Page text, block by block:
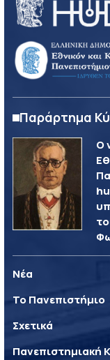
Παράρτημα
Ο
Νέα
Το Πανεπιστήμιο
Σχετικά
Πανεπιστημιακή